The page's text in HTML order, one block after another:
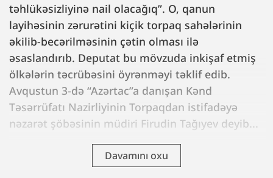
təhlükəsizliyinə nail olacağıq”. O, qanun
layihəsinin zərurətini kiçik torpaq sahələrinin
əkilib-becərilməsinin çətin olması ilə
əsaslandırıb. Deputat bu mövzuda inkişaf etmiş
ölkələrin təcrübəsini öyrənməyi təklif edib.
Avqustun 3-də “Azərtac”a danışan Kənd
Təsərrüfatı Nazirliyinin Torpaqdan istifadəyə
nəzarət şöbəsinin müdiri Firudin Tağıyev deyib...
Davamını oxu